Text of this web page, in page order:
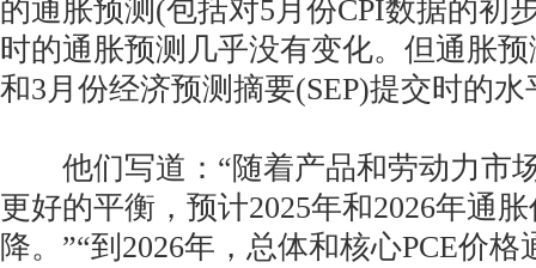
的通胀预测(包括对5月份CPI数据的初
时的通胀预测几乎没有变化。但通胀
和3月份经济预测摘要(SEP)提交时的水
他们写道：“随着产品和劳动力市
更好的平衡，预计2025年和2026年通
降。”“到2026年，总体和核心PCE价